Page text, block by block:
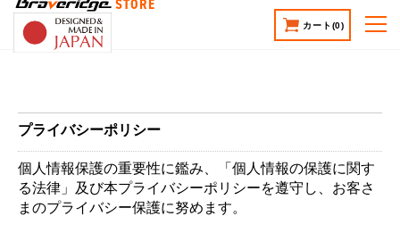
STORE
カート (0)
プライバシーポリシー
個人情報保護の重要性に鑑み、「個人情報の保護に関す
る法律」及び本プライバシーポリシーを遵守し、お客さ
まのプライバシー保護に努めます。